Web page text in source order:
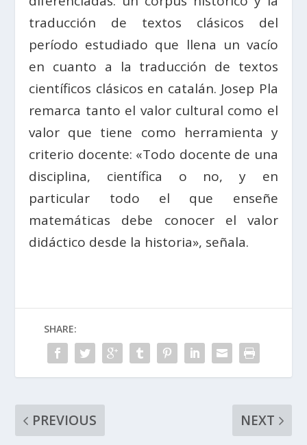
traducción de textos clásicos del
período estudiado que llena un vacío
en cuanto a la traducción de textos
científicos clásicos en catalán. Josep Pla
remarca tanto el valor cultural como el
valor que tiene como herramienta y
criterio docente: «Todo docente de una
disciplina, científica o no, y en
particular todo el que enseñe
matemáticas debe conocer el valor
didáctico desde la historia», señala.
SHARE:
PREVIOUS
NEXT